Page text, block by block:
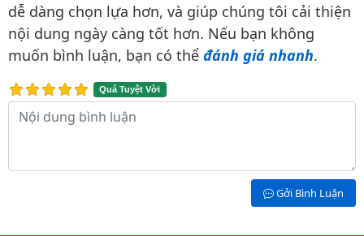
dễ dàng chọn lựa hơn, và giúp chúng tôi cải thiện
nội dung ngày càng tốt hơn. Nếu bạn không
muốn bình luận, bạn có thể đánh giá nhanh.
Quá Tuyệt Vời
Nội dung bình luận
Gởi Bình Luận